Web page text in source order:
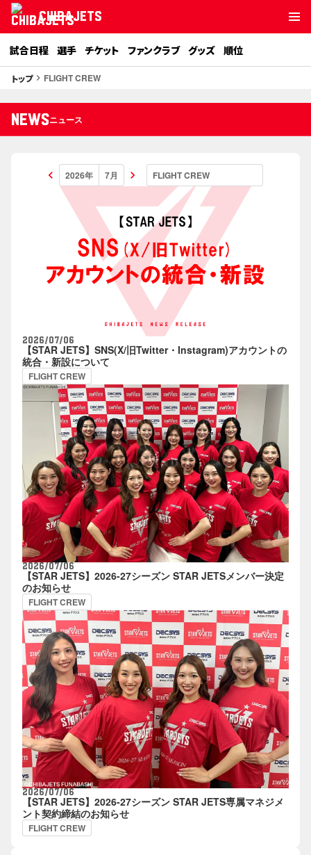
CHIBAJETS
試合日程 選手 チケット ファンクラブ グッズ 順位
トップkeyboard_arrow_right FLIGHT CREW
NEWSニュース
keyboard_arrow_left keyboard_arrow_right
2026/07/06
【STAR JETS】SNS(X/旧Twitter・Instagram)アカウントの
統合・新設について
FLIGHT CREW
2026/07/06
【STAR JETS】2026-27シーズン STAR JETSメンバー決定
のお知らせ
FLIGHT CREW
2026/07/06
【STAR JETS】2026-27シーズン STAR JETS専属マネジメ
ント契約締結のお知らせ
FLIGHT CREW